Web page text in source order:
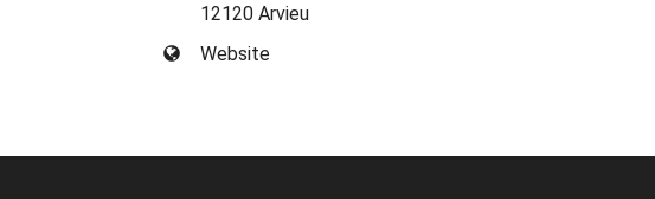
12120 Arvieu
Website